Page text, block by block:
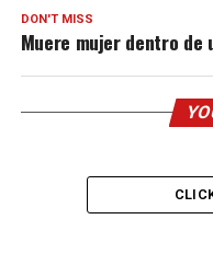
DON'T MISS
Muere mujer dentro de